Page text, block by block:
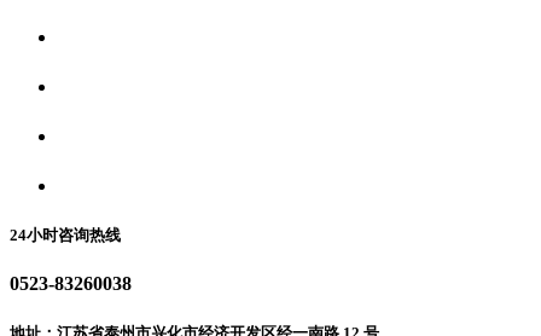
24小时咨询热线
0523-83260038